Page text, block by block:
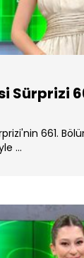
Sürprizi
661.
...